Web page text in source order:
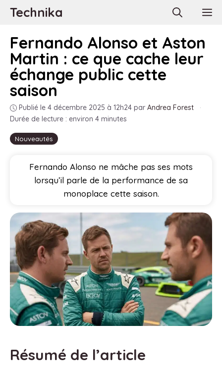
AllerTechnika
Nouveautés
Fernando Alonso et Aston
Martin : ce que cache leur
échange public cette
saison
Publié le 4 décembre 2025 à 12h24 par Andrea Forest
·
Durée de lecture : environ 4 minutes
Fernando Alonso ne mâche pas ses mots
lorsqu’il parle de la performance de sa
monoplace cette saison.
Résumé de l’article